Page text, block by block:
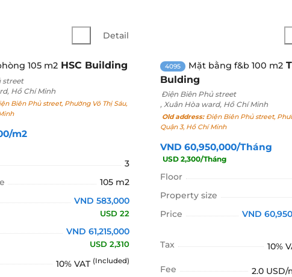
Detail
105 m2 HSC Building
street
Hồ Chí Minh
Biên Phủ street, Phường Võ Thị Sáu,
m2
3
105 m2
VND 583,000
USD 22
VND 61,215,000
USD 2,310
10% VAT (Included)
4095 Mặt bằng f&b 100 m2
Bulding
Điện Biên Phủ street
, Xuân Hòa ward, Hồ Chí Minh
Old address:Điện Biên Phủ street,
Quận 3, Hồ Chí Minh
VND 60,950,000/Tháng
USD 2,300/Tháng
Floor
Property size
Price
VND
Tax 10%
Fee 2.0 USD/